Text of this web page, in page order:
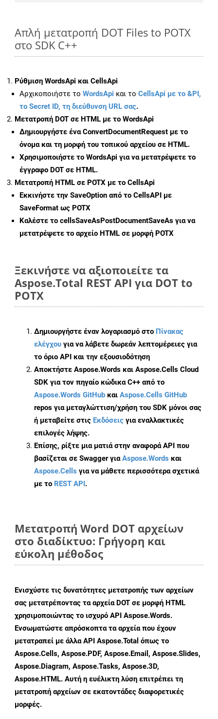
Απλή μετατροπή DOT Files to POTX
στο SDK C++
Ρύθμιση WordsApi και CellsApi
Αρχικοποιήστε το WordsApi και το CellsApi με το &PI,
το Secret ID, τη διεύθυνση URL σας.
Μετατροπή DOT σε HTML με το WordsApi
Δημιουργήστε έναConvertDocumentRequest με το
όνομα και τη μορφή του τοπικού αρχείου σε HTML.
Χρησιμοποιήστε το WordsApi για να μετατρέψετε το
έγγραφο DOT σε HTML.
Μετατροπή HTML σε POTX με το CellsApi
Εκκινήστε την SaveOption από το CellsAPI με
SaveFormat ως POTX
Καλέστε το cellsSaveAsPostDocumentSaveAs για να
μετατρέψετε το αρχείο HTML σε μορφή POTX
Ξεκινήστε να αξιοποιείτε τα
Aspose.Total REST API για DOT to
POTX
Δημιουργήστε έναν λογαριασμό στο Πίνακας
ελέγχου για να λάβετε δωρεάν λεπτομέρειες για
το όριο API και την εξουσιοδότηση
Αποκτήστε Aspose.Words και Aspose.Cells Cloud
SDK για τον πηγαίο κώδικα C++ από το
Aspose.Words GitHub και Aspose.Cells GitHub
repos για μεταγλώττιση/χρήση του SDK μόνοι σας
ή μεταβείτε στις Εκδόσεις για εναλλακτικές
επιλογές λήψης.
Επίσης, ρίξτε μια ματιά στην αναφορά API που
βασίζεται σε Swagger γιαAspose.Words και
Aspose.Cells για να μάθετε περισσότερα σχετικά
με το REST API.
Μετατροπή Word DOT αρχείων
στο διαδίκτυο: Γρήγορη και
εύκολη μέθοδος
Ενισχύστε τις δυνατότητες μετατροπής των αρχείων
σας μετατρέποντας τα αρχεία DOT σε μορφή HTML
χρησιμοποιώντας το ισχυρό API Aspose.Words.
Ενσωματώστε απρόσκοπτα τα αρχεία που έχουν
μετατραπεί με άλλα API Aspose.Total όπως το
Aspose.Cells, Aspose.PDF, Aspose.Email, Aspose.Slides,
Aspose.Diagram, Aspose.Tasks, Aspose.3D,
Aspose.HTML. Αυτή η ευέλικτη λύση επιτρέπει τη
μετατροπή αρχείων σε εκατοντάδες διαφορετικές
μορφές.